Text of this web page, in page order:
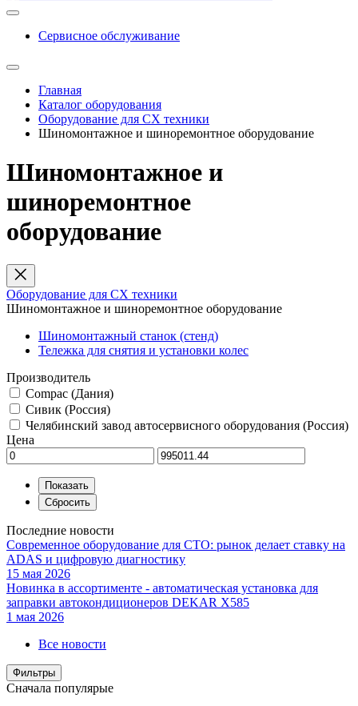
Сервисное обслуживание
Главная
Каталог оборудования
Оборудование для СХ техники
Шиномонтажное и шиноремонтное оборудование
Шиномонтажное и
шиноремонтное
оборудование
Оборудование для СХ техники
Шиномонтажное и шиноремонтное оборудование
Шиномонтажный станок (стенд)
Тележка для снятия и установки колес
Производитель
Compac (Дания)
Сивик (Россия)
Челябинский завод автосервисного оборудования (Россия)
Цена
Последние новости
Современное оборудование для СТО: рынок делает ставку на
ADAS и цифровую диагностику
15 мая 2026
Новинка в ассортименте - автоматическая установка для
заправки автокондиционеров DEKAR X585
1 мая 2026
Все новости
Фильтры
Сначала популярые